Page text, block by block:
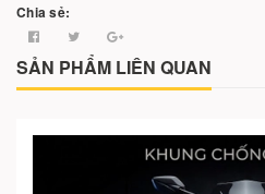
Chia sẻ:
SẢN PHẨM LIÊN QUAN